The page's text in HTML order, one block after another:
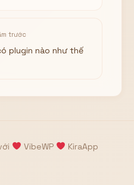
trước
plugin nào như thế
VibeWP
KiraApp